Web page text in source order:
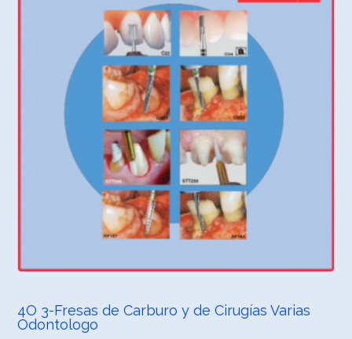
4O 3-Fresas de Carburo y de Cirugías Varias
Odontologo